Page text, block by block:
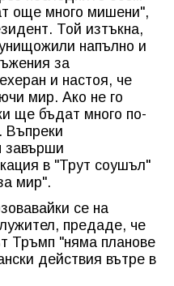
още много мишени",
Той изтъкна,
напълно и
за
и настоя, че
мир. Ако не го
ще бъдат много по-
. Въпреки
завърши
в "Трут соушъл"
мир".
се на
предаде, че
Тръмп "няма планове
действия вътре в